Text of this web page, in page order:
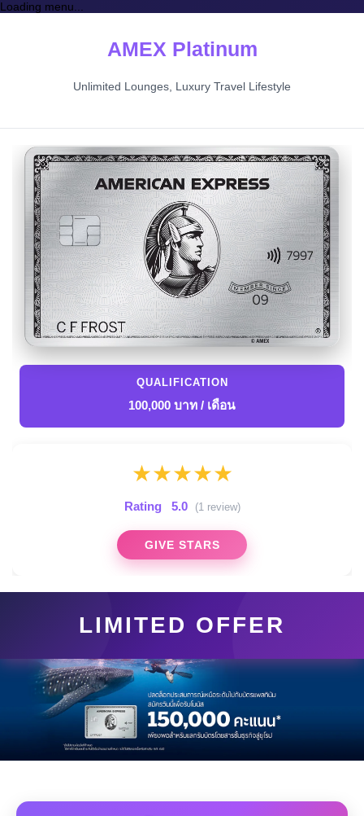
Loading menu...
AMEX Platinum
Unlimited Lounges, Luxury Travel Lifestyle
QUALIFICATION
100,000 บาท / เดือน
★★★★★
Rating 5.0 (1 review)
GIVE STARS
LIMITED OFFER